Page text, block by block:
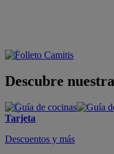
Descubre
Tarjeta
Descuentos y más